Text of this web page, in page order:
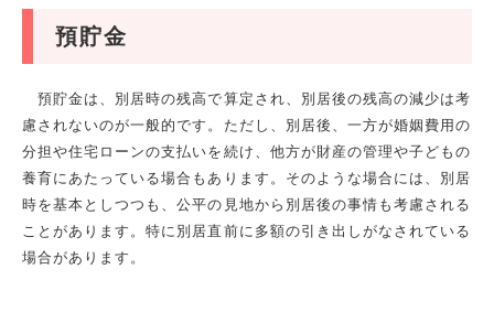
預貯金
預貯金は、別居時の残高で算定され、別居後の残高の減少は考
慮されないのが一般的です。ただし、別居後、一方が婚姻費用の
分担や住宅ローンの支払いを続け、他方が財産の管理や子どもの
養育にあたっている場合もあります。そのような場合には、別居
時を基本としつつも、公平の見地から別居後の事情も考慮される
ことがあります。特に別居直前に多額の引き出しがなされている
場合があります。